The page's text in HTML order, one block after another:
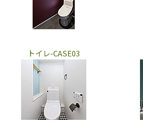
トイレ-CASE03